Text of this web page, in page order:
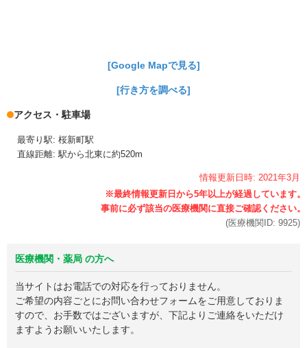
[Google Mapで見る]
[行き方を調べる]
アクセス・駐車場
最寄り駅: 桜新町駅
直線距離: 駅から北東に約520m
情報更新日時: 2021年3月
(医療機関ID: 9925)
医療機関・薬局 の方へ
当サイトはお電話での対応を行っておりません。
ご希望の内容ごとにお問い合わせフォームをご用意しておりま
すので、お手数ではございますが、下記よりご連絡をいただけ
ますようお願いいたします。